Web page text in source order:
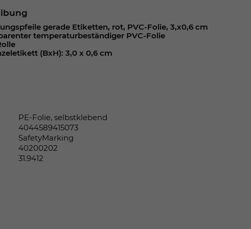
gerade Etiketten, rot, PVC-Folie, 3,x0,6 cm
temperaturbeständiger PVC-Folie
(BxH): 3,0 x 0,6 cm
PE-Folie, selbstklebend
4044589415073
SafetyMarking
40200202
31.9412